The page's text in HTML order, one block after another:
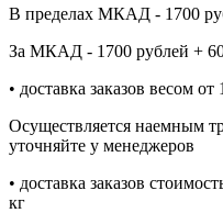
В пределах МКАД - 1700
За МКАД - 1700 рублей +
• доставка заказов весом от
Осуществляется наемным
уточняйте у менеджеров
• доставка заказов
кг